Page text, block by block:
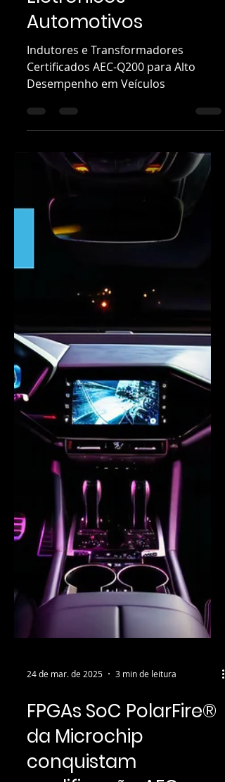
Confiabilidade para
Eletrônicos
Automotivos
Indutores e Transformadores
24 de mar. de 2025 3 min de leitura